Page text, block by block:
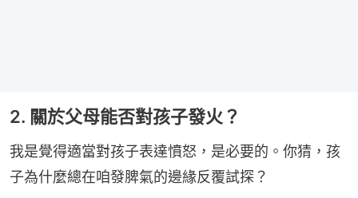
2. 關於父母能否對孩子發火？
我是覺得適當對孩子表達憤怒，是必要的。你猜，孩
子為什麼總在咱發脾氣的邊緣反覆試探？